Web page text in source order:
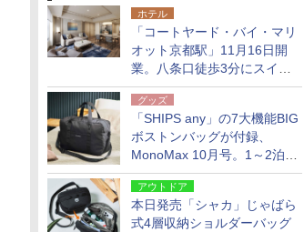
ホテル
「コートヤード・バイ・マリ
オット京都駅」11月16日開
業。八条口徒歩3分にスイー
ト含む全270室、ダイニング
も併設
グッズ
「SHIPS any」の7大機能BIG
ボストンバッグが付録、
MonoMax 10月号。1～2泊の
荷物、キャリーオンも可能
アウトドア
本日発売「シャカ」じゃばら
式4層収納ショルダーバッグ